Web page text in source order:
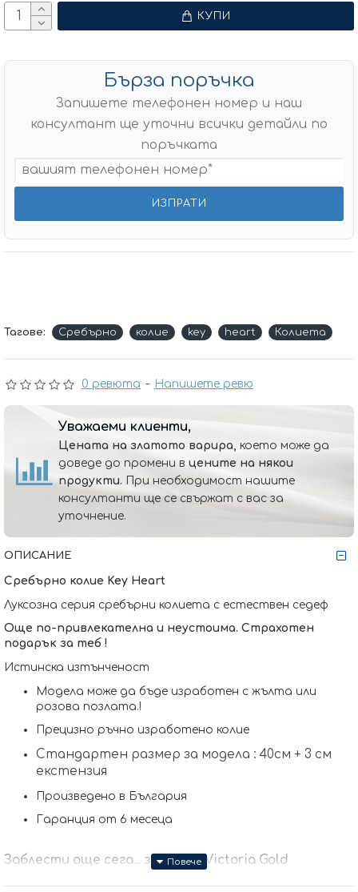
0 ревюта - Напишете ревю
КУПИ
Бърза поръчка
Запишете телефонен номер и наш
консултант ще уточни всички детайли по
поръчката
Тагове: Сребърно колие key heart Колиета
Уважаеми клиенти,
Цената на златото варира, което може да
доведе до промени в цените на някои
продукти. При необходимост нашите
консултанти ще се свържат с вас за
уточнение.
ОПИСАНИЕ
Сребърно колие Key Heart
Луксозна серия сребърни колиета с естествен седеф
Още по-привлекателна и неустоима. Страхотен
подарък за теб !
Истинска изтънченост
Модела може да бъде изработен с жълта или
розова позлата.!
Прецизно ръчно изработено колие
Стандартен размер за модела : 40см + 3 см
екстензия
Произведено в България
Гаранция от 6 месеца
Заблести още сега... заедно с Victoria Gold